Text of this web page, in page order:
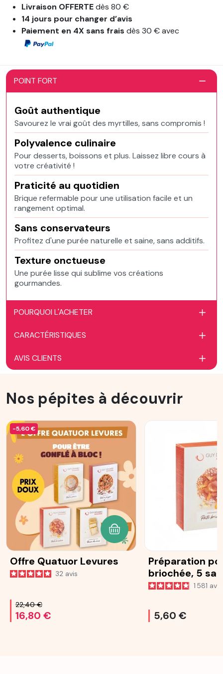
Livraison OFFERTEdès 80 €
14 jours pour changer d’avis
Paiement en 4X sans fraisdès 30 € avec
POINT FORT
Goût authentique
Savourez le vrai goût des myrtilles, sans compromis !
Polyvalence culinaire
Pour desserts, boissons et plus. Laissez libre cours à
votre créativité !
Praticité au quotidien
Brique refermable pour une utilisation facile et un
rangement optimal.
Sans conservateurs
Profitez d'une purée naturelle et saine, sans additifs.
Texture onctueuse
Une purée lisse qui sublime vos créations
gourmandes.
POURQUOI L'ACHETER
CARACTÉRISTIQUES
AVIS CLIENTS
Nos pépites à découvrir
-5,60 €
Offre Quatuor Levures
32 avis
22,40 €
16,80 €
AJOUTER AU PANIER
Préparation
briochée, 5
25 g
1 581 avis
5,60 €